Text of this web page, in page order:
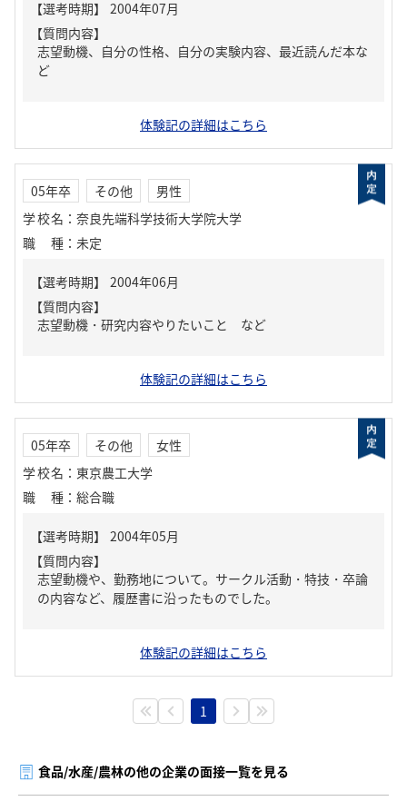
【質問内容】
志望動機、自分の性格、自分の実験内容、最近読んだ本な
ど
体験記の詳細はこちら
05年卒 その他
男性
学校名 ： 奈良先端科学技術大学院大学
職種 ： 未定
【質問内容】
志望動機・研究内容やりたいこと など
体験記の詳細はこちら
05年卒 その他
女性
学校名 ： 東京農工大学
職種 ： 総合職
【質問内容】
志望動機や、勤務地について。サークル活動・特技・卒論
の内容など、履歴書に沿ったものでした。
体験記の詳細はこちら
1
食品/水産/農林の他の企業の面接一覧を見る